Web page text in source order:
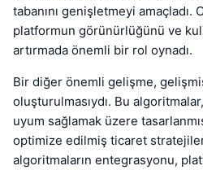
tabanını genişletmeyi amaçladı.
platformun görünürlüğünü ve
artırmada önemli bir rol oynadı.
Bir diğer önemli gelişme,
oluşturulmasıydı. Bu
uyum sağlamak üzere
optimize edilmiş ticaret
algoritmaların entegrasyonu,